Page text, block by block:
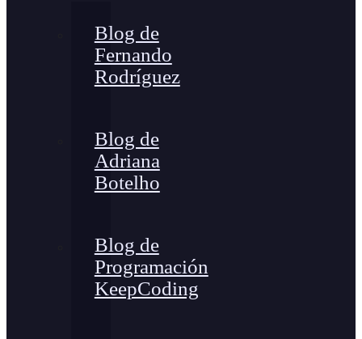
Blog de
Fernando
Rodríguez
Blog de
Adriana
Botelho
Blog de
Programación
KeepCoding